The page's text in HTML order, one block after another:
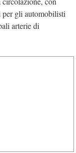
per gli automobilisti
arterie di